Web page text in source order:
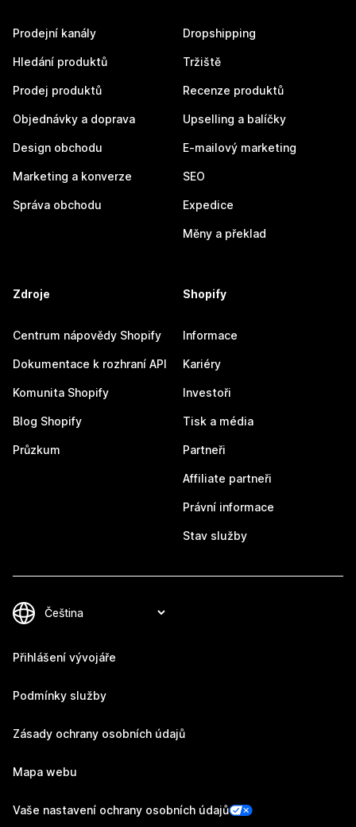
Prodejní kanály
Hledání produktů
Prodej produktů
Objednávky a doprava
Design obchodu
Marketing a konverze
Správa obchodu
Dropshipping
Tržiště
Recenze produktů
Upselling a balíčky
E-mailový marketing
SEO
Expedice
Měny a překlad
Zdroje
Centrum nápovědy Shopify
Dokumentace k rozhraní API
Komunita Shopify
Blog Shopify
Průzkum
Shopify
Informace
Kariéry
Investoři
Tisk a média
Partneři
Affiliate partneři
Právní informace
Stav služby
Přihlášení vývojáře
Podmínky služby
Zásady ochrany osobních údajů
Mapa webu
Vaše nastavení ochrany osobních údajů